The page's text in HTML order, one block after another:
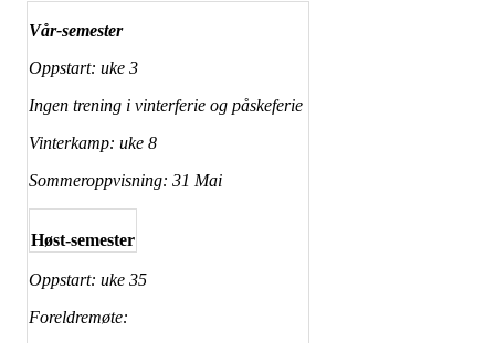
Vår-semester
Oppstart: uke 3
Ingen trening i vinterferie og påskeferie
Vinterkamp: uke 8
Sommeroppvisning: 31 Mai
Høst-semester
Oppstart: uke 35
Foreldremøte: